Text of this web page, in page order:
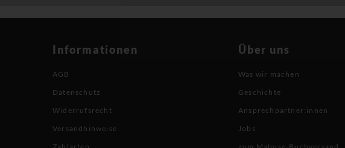
Informationen
AGB
Datenschutz
Widerrufsrecht
Versandhinweise
Über uns
Was wir machen
Geschichte
Ansprechpartner:innen
Jobs